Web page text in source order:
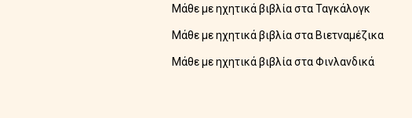
Μάθε με ηχητικά βιβλία στα Ταγκάλογκ
Μάθε με ηχητικά βιβλία στα Βιετναμέζικα
Μάθε με ηχητικά βιβλία στα Φινλανδικά